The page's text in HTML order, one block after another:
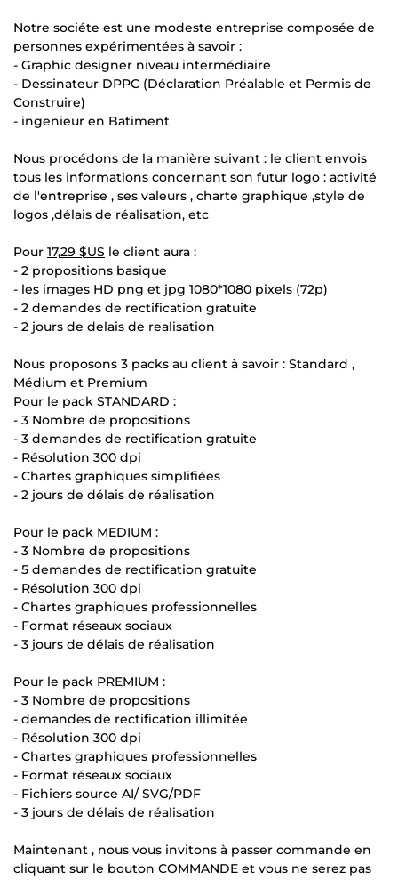
Notre sociéte est une modeste entreprise composée de
personnes expérimentées à savoir :
- Graphic designer niveau intermédiaire
- Dessinateur DPPC (Déclaration Préalable et Permis de
Construire)
- ingenieur en Batiment
Nous procédons de la manière suivant : le client envois
tous les informations concernant son futur logo : activité
de l'entreprise , ses valeurs , charte graphique ,style de
logos ,délais de réalisation, etc
Pour 17,29 $US le client aura :
- 2 propositions basique
- les images HD png et jpg 1080*1080 pixels (72p)
- 2 demandes de rectification gratuite
- 2 jours de delais de realisation
Nous proposons 3 packs au client à savoir : Standard ,
Médium et Premium
Pour le pack STANDARD :
- 3 Nombre de propositions
- 3 demandes de rectification gratuite
- Résolution 300 dpi
- Chartes graphiques simplifiées
- 2 jours de délais de réalisation
Pour le pack MEDIUM :
- 3 Nombre de propositions
- 5 demandes de rectification gratuite
- Résolution 300 dpi
- Chartes graphiques professionnelles
- Format réseaux sociaux
- 3 jours de délais de réalisation
Pour le pack PREMIUM :
- 3 Nombre de propositions
- demandes de rectification illimitée
- Résolution 300 dpi
- Chartes graphiques professionnelles
- Format réseaux sociaux
- Fichiers source AI/ SVG/PDF
- 3 jours de délais de réalisation
Maintenant , nous vous invitons à passer commande en
cliquant sur le bouton COMMANDE et vous ne serez pas